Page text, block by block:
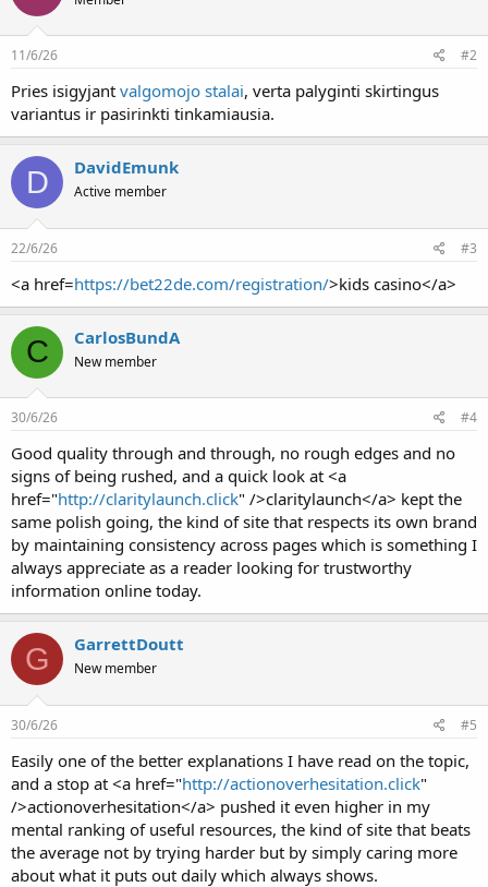
11/6/26 #2
Pries isigyjant valgomojo stalai, verta palyginti skirtingus
variantus ir pasirinkti tinkamiausia.
D DavidEmunk
Active member
22/6/26 #3
<a href=https://bet22de.com/registration/>kids casino</a>
C CarlosBundA
New member
30/6/26 #4
Good quality through and through, no rough edges and no
signs of being rushed, and a quick look at <a
href="http://claritylaunch.click" />claritylaunch</a> kept the
same polish going, the kind of site that respects its own brand
by maintaining consistency across pages which is something I
always appreciate as a reader looking for trustworthy
information online today.
G GarrettDoutt
New member
30/6/26 #5
Easily one of the better explanations I have read on the topic,
and a stop at <a href="http://actionoverhesitation.click"
/>actionoverhesitation</a> pushed it even higher in my
mental ranking of useful resources, the kind of site that beats
the average not by trying harder but by simply caring more
about what it puts out daily which always shows.